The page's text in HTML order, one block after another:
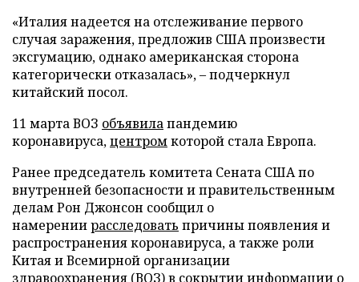
«Италия надеется на отслеживание первого
случая заражения, предложив США произвести
эксгумацию, однако американская сторона
категорически отказалась», – подчеркнул
китайский посол.
11 марта ВОЗ объявилапандемию
коронавируса,центромкоторой стала Европа.
Ранее председатель комитета Сената США по
внутренней безопасности и правительственным
делам Рон Джонсон сообщил о
намерениирасследовать причины появления и
распространения коронавируса, а также роли
Китая и Всемирной организации
здравоохранения (ВОЗ) в сокрытии информации о